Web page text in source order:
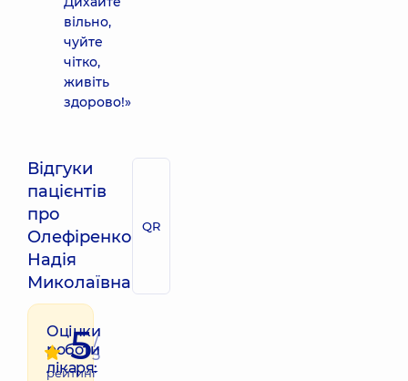
вільно,
чуйте
чітко,
живіть
здорово!»
Відгуки
пацієнтів
про
Олефіренко
Надія
Миколаївна
QR
Оцінки
роботи
лікаря:
5/
5
рейтинг